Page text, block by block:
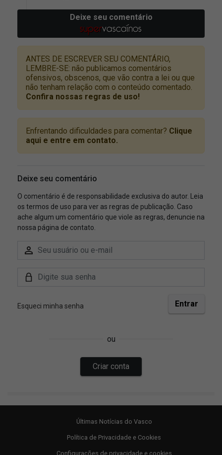
Últimas Notícias do Vasco
Política de Privacidade e Cookies
Configurações de privacidade e cookies